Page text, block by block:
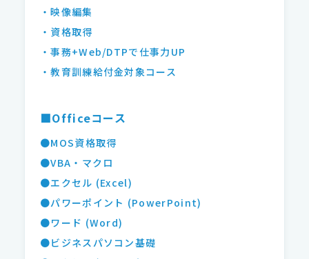
・映像編集
・資格取得
・事務+Web/DTPで仕事力UP
・教育訓練給付金対象コース
■Officeコース
●MOS資格取得
●VBA・マクロ
●エクセル (Excel)
●パワーポイント (PowerPoint)
●ワード (Word)
●ビジネスパソコン基礎